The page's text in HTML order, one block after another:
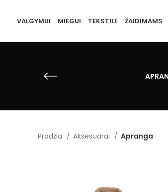
VALGYMUI MIEGUI TEKSTILĖ ŽAIDIMAMS
Pradžia Aksesuarai Apranga